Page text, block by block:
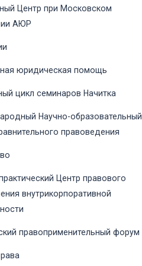
Центр при Московском
АЮР
юридическая помощь
цикл семинаров Начитка
Научно-образовательный
правоведения
Центр правового
внутрикорпоративной
правоприменительный форум